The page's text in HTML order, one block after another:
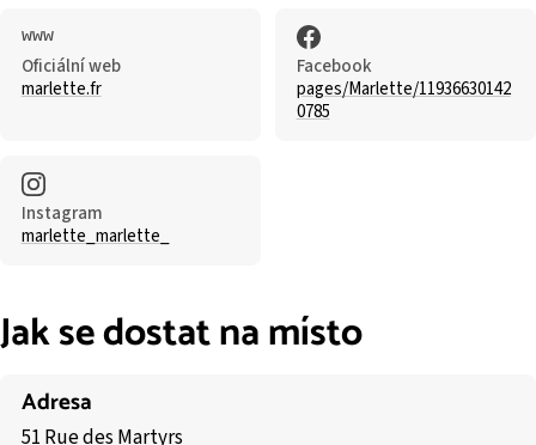
Oficiální web
marlette.fr
Facebook
pages/Marlette/11936630142
0785
Instagram
marlette_marlette_
Jak se dostat na místo
Adresa
51 Rue des Martyrs